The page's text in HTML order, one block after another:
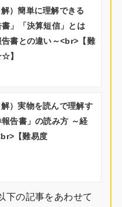
解）簡単に理解できる
書」「決算短信」とは
告書との違い～<br>【難
】
解）実物を読んで理解す
告書」の読み方 ～経
【難易度
下の記事をあわせて